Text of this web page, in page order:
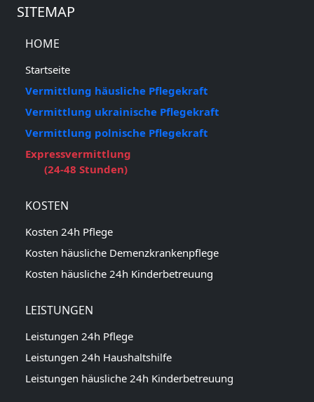
SITEMAP
HOME
Startseite
Vermittlung häusliche Pflegekraft
Vermittlung ukrainische Pflegekraft
Vermittlung polnische Pflegekraft
Expressvermittlung
(24-48 Stunden)
KOSTEN
Kosten 24h Pflege
Kosten häusliche Demenzkrankenpflege
Kosten häusliche 24h Kinderbetreuung
LEISTUNGEN
Leistungen 24h Pflege
Leistungen 24h Haushaltshilfe
Leistungen häusliche 24h Kinderbetreuung